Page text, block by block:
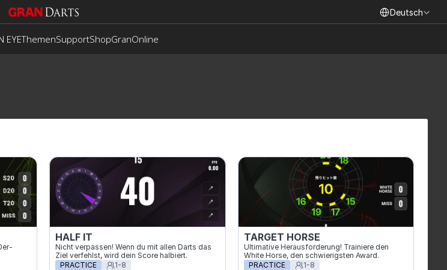
Deutsch
EYEThemenSupportShopGranOnline
HALF IT
Nicht verpassen! Wenn du mit allen Darts das
Ziel verfehlst, wird dein Score halbiert.
PRACTICE
1-8
TARGET HORSE
Ultimative Herausforderung! Trainiere den
White Horse, den schwierigsten Award.
PRACTICE
1-8